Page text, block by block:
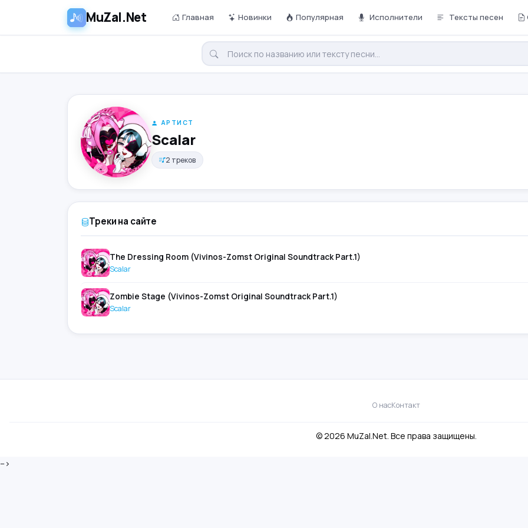
MuZal.Net Главная Новинки Популярная Исполнители Тексты песен
АРТИСТ
Scalar
2 треков
Треки на сайте
The Dressing Room (Vivinos-Zomst Original Soundtrack Part.1)
Scalar
Zombie Stage (Vivinos-Zomst Original Soundtrack Part.1)
Scalar
О насКонтакт
© 2026 MuZal.Net. Все права защищены.
-->